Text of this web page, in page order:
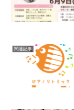
関連記事